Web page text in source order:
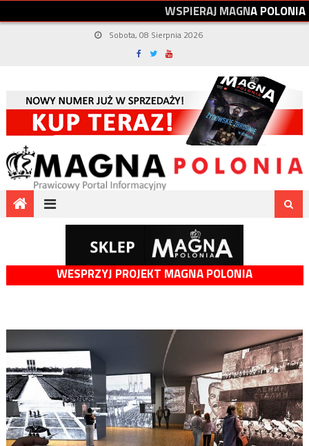
WSPIERAJMAGNAPOLONIA
Sobota, 08 Sierpnia 2026
WESPRZYJ PROJEKT MAGNA POLONIA